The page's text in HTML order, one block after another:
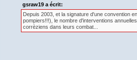
gsraw19 a écrit:
Depuis 2003, et la signature d'une convention
pompiers!!!), le nombre d'interventions
corrèziens dans leurs combat...